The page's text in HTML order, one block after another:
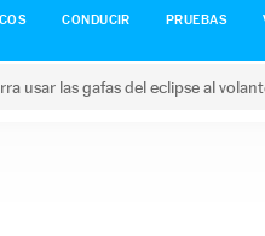
CONDUCIR PRUEBAS
usar las gafas del eclipse al